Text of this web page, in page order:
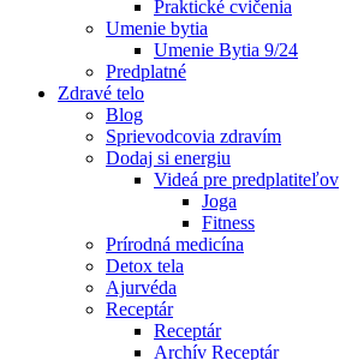
Praktické cvičenia
Umenie bytia
Umenie Bytia 9/24
Predplatné
Zdravé telo
Blog
Sprievodcovia zdravím
Dodaj si energiu
Videá pre predplatiteľov
Joga
Fitness
Prírodná medicína
Detox tela
Ajurvéda
Receptár
Receptár
Archív Receptár